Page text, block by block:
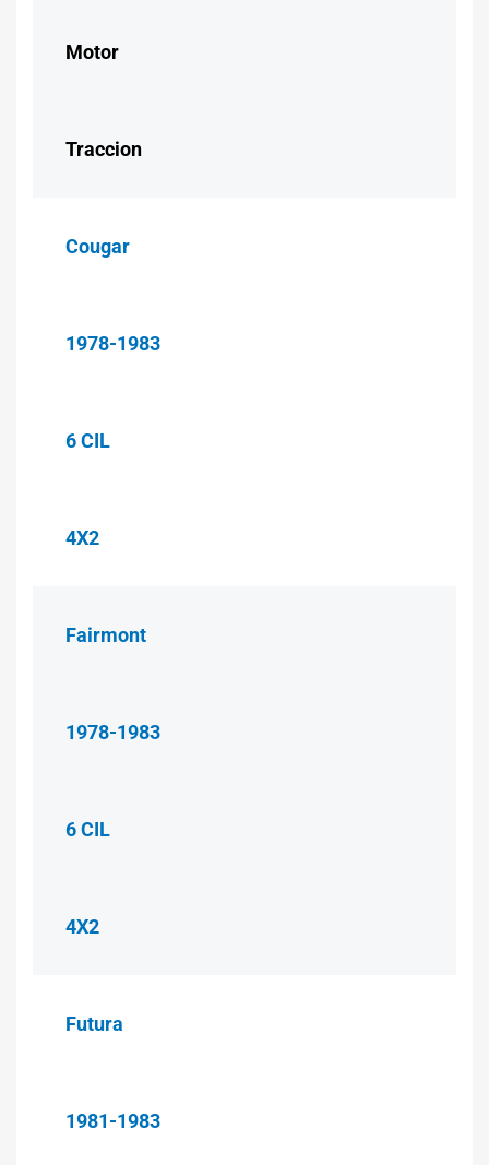
Motor
Traccion
Cougar
1978-1983
6 CIL
4X2
Fairmont
1978-1983
6 CIL
4X2
Futura
1981-1983